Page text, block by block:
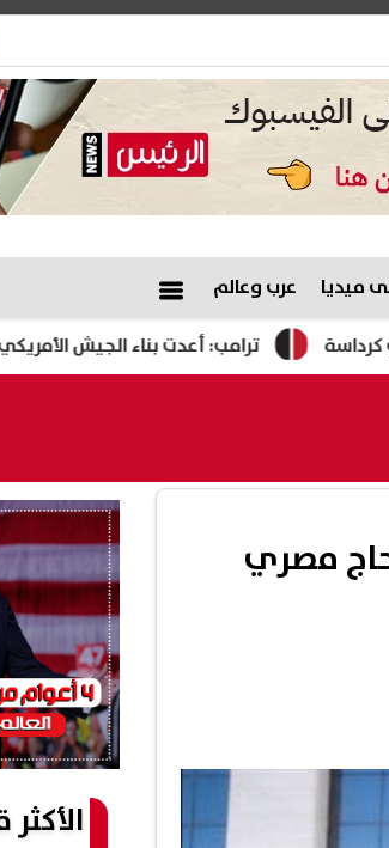
ميديا عرب وعالم
ترامب: أعدت بناء الجيش الأمريكي
الكشف والعلاج لـ10 آلاف حاج مصري